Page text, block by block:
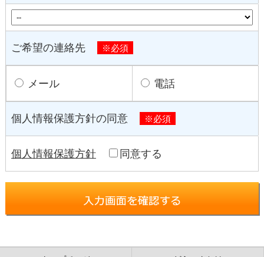
ご希望の連絡先 ※必須
メール 電話
個人情報保護方針の同意 ※必須
個人情報保護方針 同意する